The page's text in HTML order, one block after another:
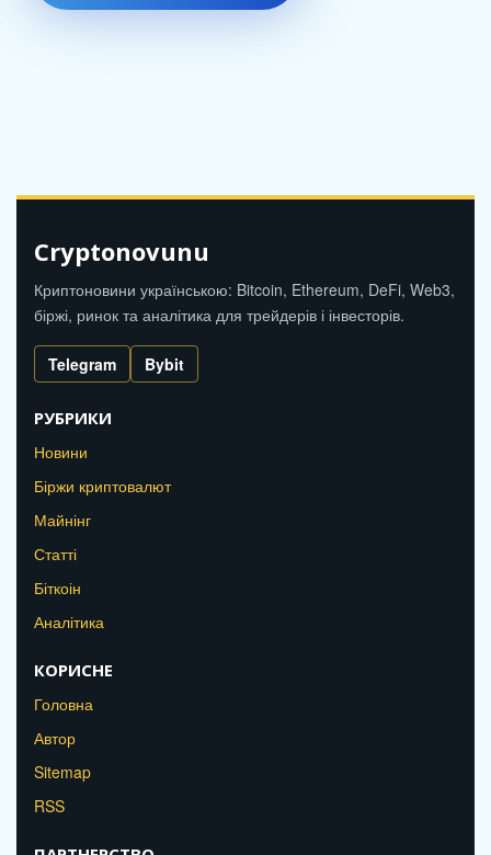
Cryptonovunu
Криптоновини українською: Bitcoin, Ethereum, DeFi, Web3,
біржі, ринок та аналітика для трейдерів і інвесторів.
Telegram Bybit
РУБРИКИ
Новини
Біржи криптовалют
Майнінг
Статті
Біткоін
Аналітика
КОРИСНЕ
Головна
Автор
Sitemap
RSS